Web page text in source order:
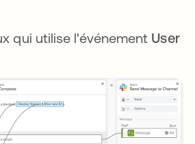
qui utilise l'événement User